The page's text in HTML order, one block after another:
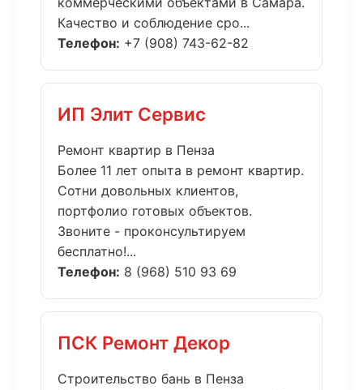
Качество и соблюдение сро...
Телефон: +7 (908) 743-62-82
ИП Элит Сервис
Ремонт квартир в Пенза
Более 11 лет опыта в ремонт квартир.
Сотни довольных клиентов,
портфолио готовых объектов.
Звоните - проконсультируем
бесплатно!...
Телефон: 8 (968) 510 93 69
ПСК Ремонт Декор
Строительство бань в Пенза